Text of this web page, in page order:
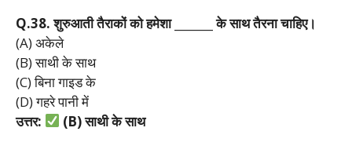
Q.38.शुरुआतीतैराकोंकोहमेशा _______केसाथतैरनाचाहिए।
(A) अकेले
(B) साथी के साथ
(C) बिना गाइड के
(D) गहरे पानी में
उत्तर:
(B)साथीकेसाथ